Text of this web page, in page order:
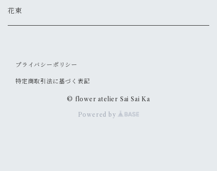
花束
プライバシーポリシー
特定商取引法に基づく表記
© flower atelier Sai Sai Ka
Powered by